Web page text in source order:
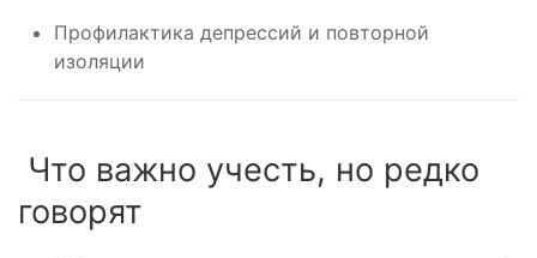
Профилактика депрессий и повторной
изоляции
Что важно учесть, но редко
говорят